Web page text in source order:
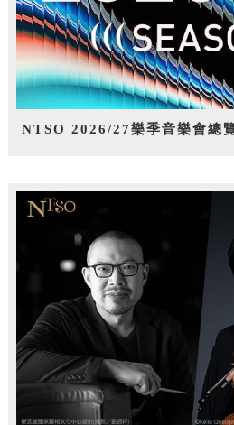
NTSO 2026/27樂季音樂會總